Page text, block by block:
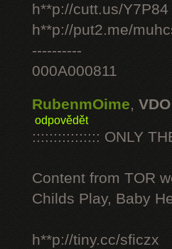
h**p://cutt.us/Y7P84
h**p://put2.me/
----------
000A000811
RubenmOime,
odpovědět
:::::::::::::::: ONLY
Content from TOR
Childs Play, Baby
h**p://tiny.cc/sficzx